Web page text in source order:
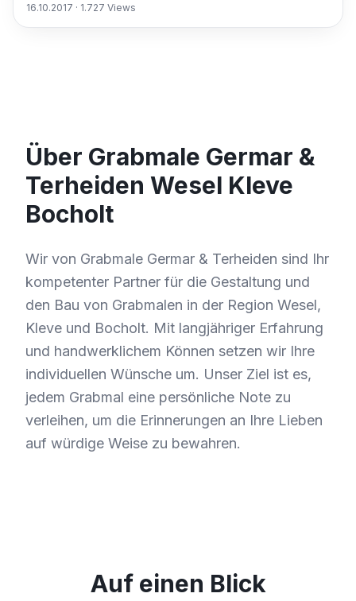
16.10.2017 · 1.727 Views
Über Grabmale Germar &
Terheiden Wesel Kleve
Bocholt
Wir von Grabmale Germar & Terheiden sind Ihr
kompetenter Partner für die Gestaltung und
den Bau von Grabmalen in der Region Wesel,
Kleve und Bocholt. Mit langjähriger Erfahrung
und handwerklichem Können setzen wir Ihre
individuellen Wünsche um. Unser Ziel ist es,
jedem Grabmal eine persönliche Note zu
verleihen, um die Erinnerungen an Ihre Lieben
auf würdige Weise zu bewahren.
Auf einen Blick